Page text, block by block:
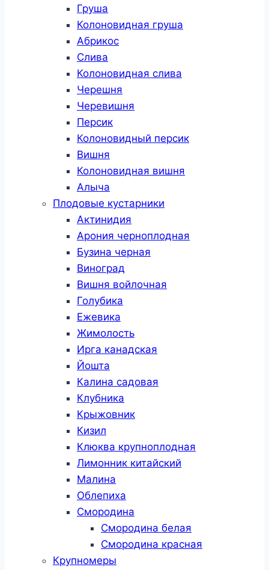
Груша
Колоновидная груша
Абрикос
Слива
Колоновидная слива
Черешня
Черевишня
Персик
Колоновидный персик
Вишня
Колоновидная вишня
Алыча
Плодовые кустарники
Актинидия
Арония черноплодная
Бузина черная
Виноград
Вишня войлочная
Голубика
Ежевика
Жимолость
Ирга канадская
Йошта
Калина садовая
Клубника
Крыжовник
Кизил
Клюква крупноплодная
Лимонник китайский
Малина
Облепиха
Смородина
Смородина белая
Смородина красная
Крупномеры